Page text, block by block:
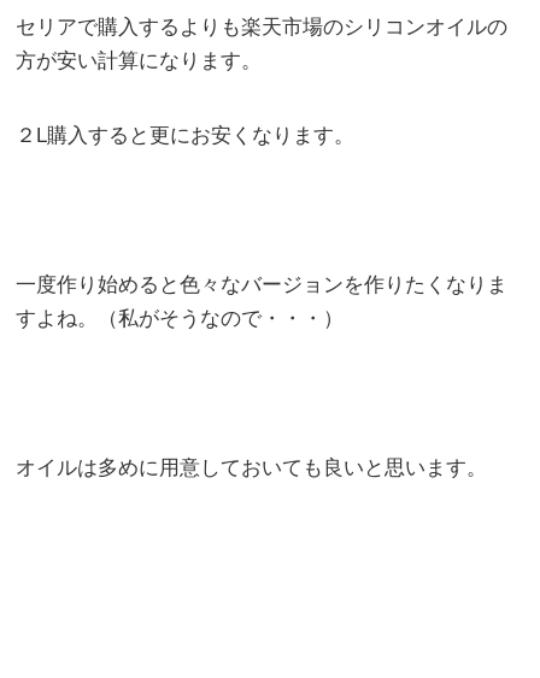
セリアで購入するよりも楽天市場のシリコンオイルの
方が安い計算になります。
２L購入すると更にお安くなります。
一度作り始めると色々なバージョンを作りたくなりま
すよね。（私がそうなので・・・）
オイルは多めに用意しておいても良いと思います。